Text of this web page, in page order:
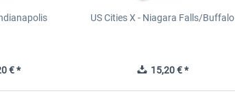
€ *
US Cities X - Niagara Falls/Buffalo
15,20 € *